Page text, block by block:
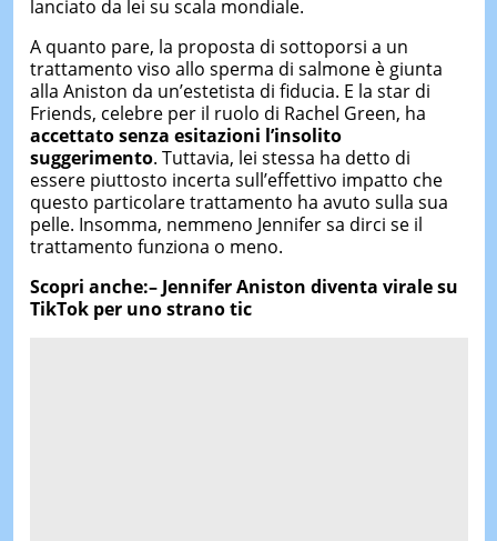
lanciato da lei su scala mondiale.
A quanto pare, la proposta di sottoporsi a un
trattamento viso allo sperma di salmone è giunta
alla Aniston da un’estetista di fiducia. E la star di
Friends, celebre per il ruolo di Rachel Green, ha
accettato senza esitazioni l’insolito
suggerimento. Tuttavia, lei stessa ha detto di
essere piuttosto incerta sull’effettivo impatto che
questo particolare trattamento ha avuto sulla sua
pelle. Insomma, nemmeno Jennifer sa dirci se il
trattamento funziona o meno.
Scopri anche:– Jennifer Aniston diventa virale su
TikTok per uno strano tic